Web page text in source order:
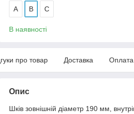
А В С
В наявності
про товар Доставка Оплата
Опис
Шків зовнішній діаметр 190 мм,